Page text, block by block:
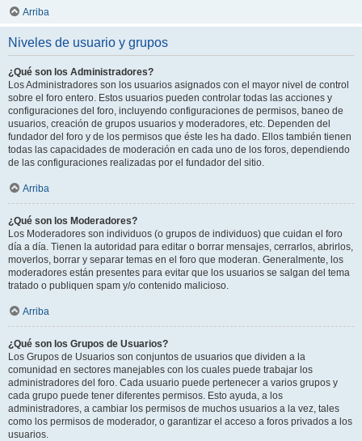
Arriba
Niveles de usuario y grupos
¿Qué son los Administradores?
Los Administradores son los usuarios asignados con el mayor nivel de control
sobre el foro entero. Estos usuarios pueden controlar todas las acciones y
configuraciones del foro, incluyendo configuraciones de permisos, baneo de
usuarios, creación de grupos usuarios y moderadores, etc. Dependen del
fundador del foro y de los permisos que éste les ha dado. Ellos también tienen
todas las capacidades de moderación en cada uno de los foros, dependiendo
de las configuraciones realizadas por el fundador del sitio.
Arriba
¿Qué son los Moderadores?
Los Moderadores son individuos (o grupos de individuos) que cuidan el foro
día a día. Tienen la autoridad para editar o borrar mensajes, cerrarlos, abrirlos,
moverlos, borrar y separar temas en el foro que moderan. Generalmente, los
moderadores están presentes para evitar que los usuarios se salgan del tema
tratado o publiquen spam y/o contenido malicioso.
Arriba
¿Qué son los Grupos de Usuarios?
Los Grupos de Usuarios son conjuntos de usuarios que dividen a la
comunidad en sectores manejables con los cuales puede trabajar los
administradores del foro. Cada usuario puede pertenecer a varios grupos y
cada grupo puede tener diferentes permisos. Esto ayuda, a los
administradores, a cambiar los permisos de muchos usuarios a la vez, tales
como los permisos de moderador, o garantizar el acceso a foros privados a los
usuarios.